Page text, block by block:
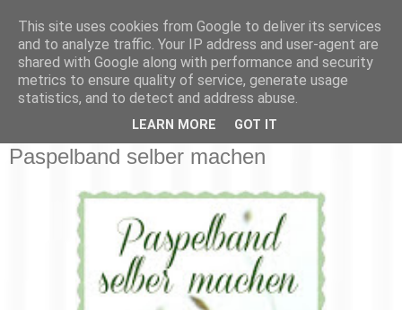
Paspelband selber machen
This site uses cookies from Google to deliver its services
and to analyze traffic. Your IP address and user-agent are
shared with Google along with performance and security
metrics to ensure quality of service, generate usage
statistics, and to detect and address abuse.
LEARN MORE GOT IT